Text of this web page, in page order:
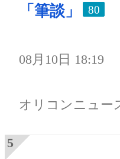
「筆談」
80
08月10日 18:19
オリコンニュー